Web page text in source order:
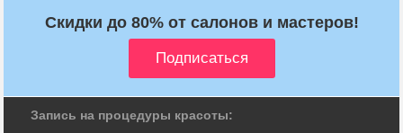
Скидки до 80% от салонов и мастеров!
Запись на процедуры красоты: